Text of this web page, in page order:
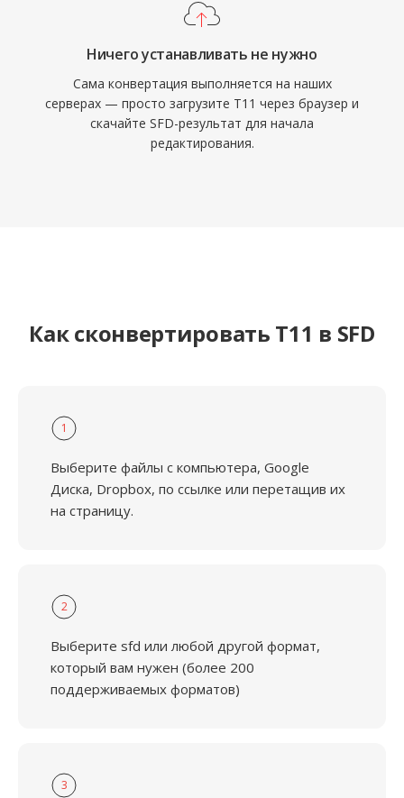
Ничего устанавливать не нужно
Сама конвертация выполняется на наших
серверах — просто загрузите T11 через браузер и
скачайте SFD-результат для начала
редактирования.
Как сконвертировать T11 в SFD
1
Выберите файлы с компьютера, Google
Диска, Dropbox, по ссылке или перетащив их
на страницу.
2
Выберите sfd или любой другой формат,
который вам нужен (более 200
поддерживаемых форматов)
3